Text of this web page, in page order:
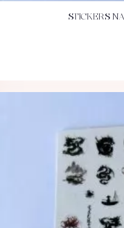
ACHETEZSTICKERS